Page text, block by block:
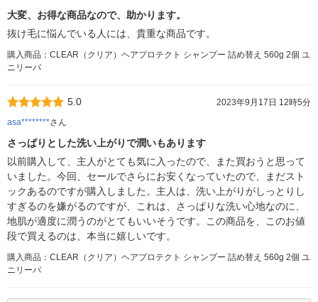
大変、お得な商品なので、助かります。
抜け毛に悩んでいる人には、貴重な商品です。
購入商品：CLEAR（クリア）ヘアプロテクト シャンプー 詰め替え 560g 2個 ユ
ニリーバ
5.0
2023年9月17日 12時5分
asa********さん
さっぱりとした洗い上がりで潤いもあります
以前購入して、主人がとても気に入ったので、また買おうと思って
いました。今回、セールでさらにお安くなっていたので、まだスト
ックあるのですが購入しました。主人は、洗い上がりがしっとりし
すぎるのを嫌がるのですが、これは、さっぱりな洗い心地なのに、
地肌が適度に潤うのがとてもいいそうです。この商品を、このお値
段で買えるのは、本当に嬉しいです。
購入商品：CLEAR（クリア）ヘアプロテクト シャンプー 詰め替え 560g 2個 ユ
ニリーバ